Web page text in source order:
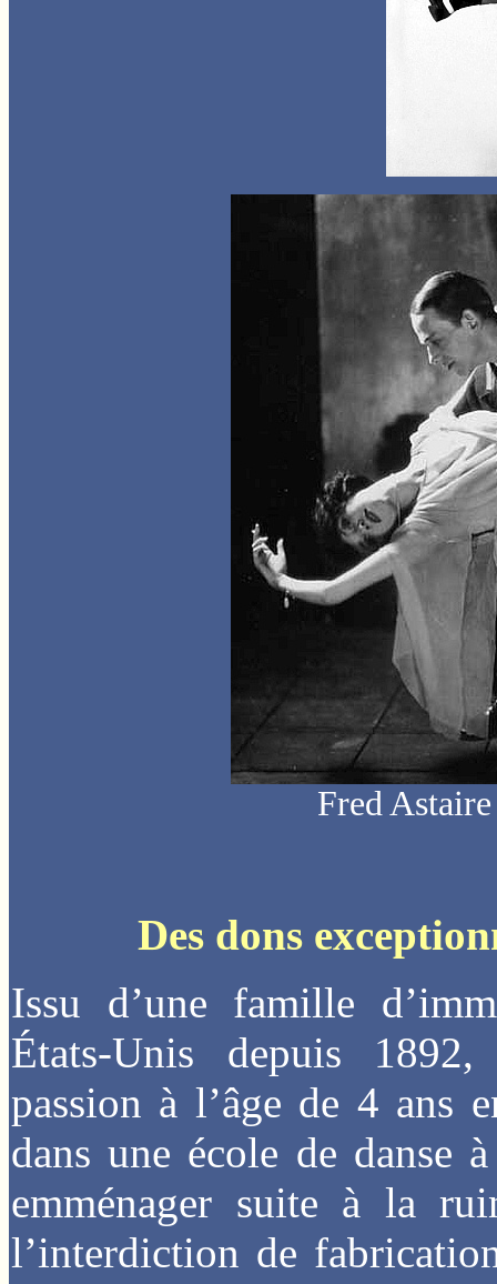
Fred
Des dons
Issu d’une famille
États-Unis depuis
passion à l’âge de 4 ans
dans une école de danse
emménager suite à la
l’interdiction de